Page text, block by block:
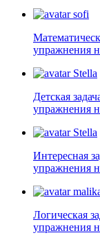
sofi
упражнения
Stella
Детская
упражнения
Stella
Интересная
упражнения
Логическая
упражнения